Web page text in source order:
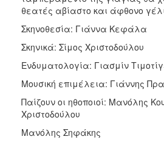
θεατές αβίαστο και άφθονο
Σκηνοθεσία: Γιάννα Κεφάλα
Σκηνικά: Σίμος Χριστοδούλου
Ενδυματολογία: Γιασμίν
Μουσική επιμέλεια: Γιάννης
Παίζουν οι ηθοποιοί: Μανόλης
Χριστοδούλου
Μανόλης Σηφάκης